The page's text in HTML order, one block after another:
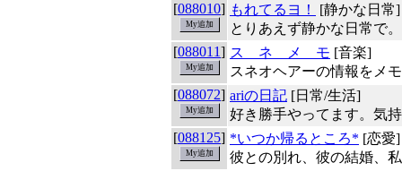
[088010] もれてるヨ！
[静かな日常]
とりあえず静かな日常で
[088011] ス ネ メ モ [音楽]
スネオヘアーの情報をメ
[088072] ariの日記 [日常/生活]
好き勝手やってます。気
[088125] *いつか帰るところ* [恋愛]
彼との別れ、彼の結婚、